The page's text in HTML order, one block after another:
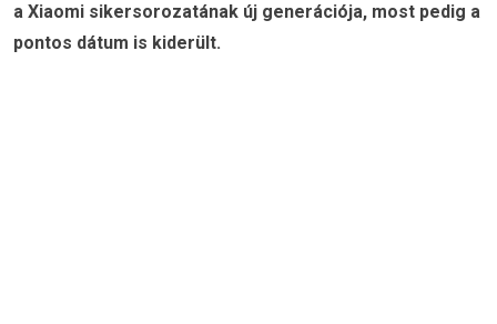
a Xiaomi sikersorozatának új generációja, most pedig a
pontos dátum is kiderült.